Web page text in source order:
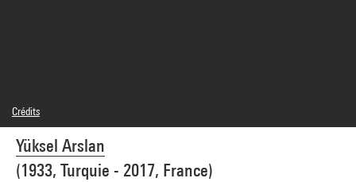
Yüksel Arslan
(1933, Turquie - 2017, France)
Crédits
© Yüksel Arslan
Crédit photographique : Centre Pompidou, MNAM-CCI/Hélène Mauri/Dist.
GrandPalaisRmn
Réf. image : 4Y03995